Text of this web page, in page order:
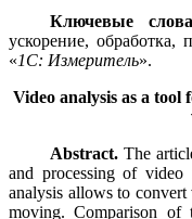
Ключевые
ускорение, обработка,
«1С: Измеритель».
Video analysis as a tool
Abstract. The
and processing of
analysis allows to
moving. Comparison of